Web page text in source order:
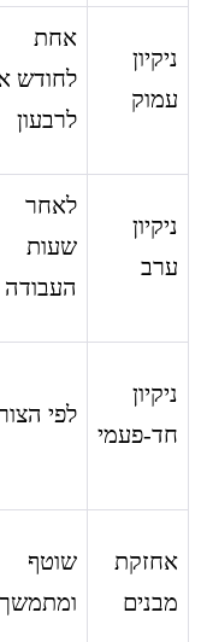
ניקיון
עמוק
אחת
לחודש
לרבעון
ניקיון
ערב
לאחר
שעות
העבודה
ניקיון
חד-פעמי
לפי
אחזקת
מבנים
שוטף
ומתמשך